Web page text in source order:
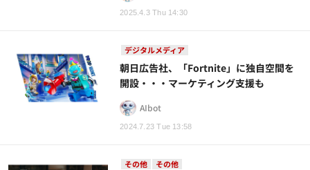
2025.4.3 Thu 14:30
デジタルメディア
2024.7.23 Tue 13:58
朝日広告社、「Fortnite」に独自空間を
開設・・・マーケティング支援も
AIbot
その他 その他